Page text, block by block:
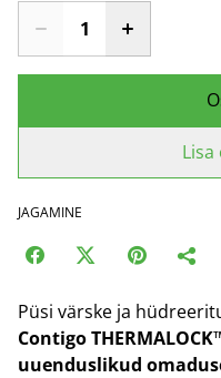
JAGAMINE
Püsi värske ja
Contigo
uuenduslikud